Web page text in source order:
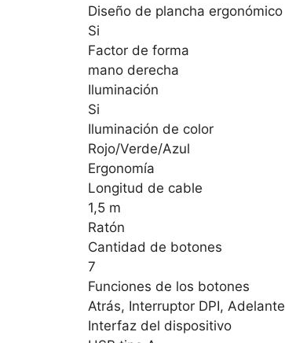
Diseño de plancha ergonómico
Si
Factor de forma
mano derecha
Iluminación
Si
Iluminación de color
Rojo/Verde/Azul
Ergonomía
Longitud de cable
1,5 m
Ratón
Cantidad de botones
7
Funciones de los botones
Atrás, Interruptor DPI, Adelante
Interfaz del dispositivo